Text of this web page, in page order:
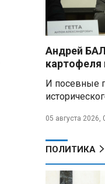
Андрей
картофеля
И посевные
05 августа 2026,
ПОЛИТИКА